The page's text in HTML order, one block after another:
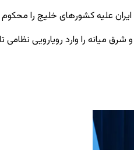
علیه کشورهای خلیج را محکوم
شرق میانه را وارد رویارویی